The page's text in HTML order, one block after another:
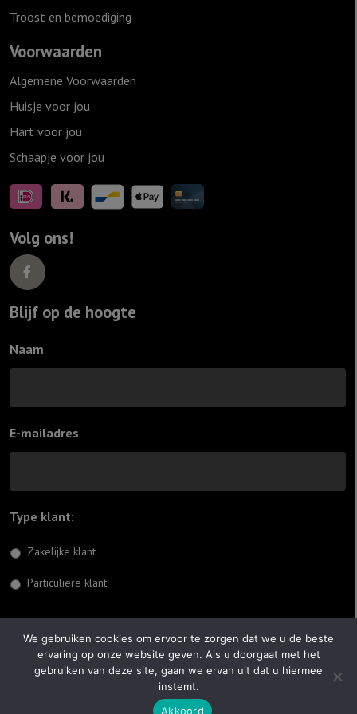
Troost en bemoediging
Voorwaarden
Algemene Voorwaarden
Huisje voor jou
Hart voor jou
Schaapje voor jou
Volg ons!
Blijf op de hoogte
Naam
E-mailadres
Type klant:
Zakelijke klant
Particuliere klant
© 2026 Jiftach
Optimus Websites
We gebruiken cookies om ervoor te zorgen dat we u de beste
ervaring op onze website geven. Als u doorgaat met het
gebruiken van deze site, gaan we ervan uit dat u hiermee
instemt.
Akkoord